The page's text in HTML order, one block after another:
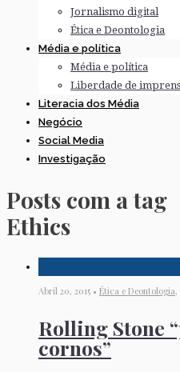
Jornalismo digital
Ética e Deontologia
Média e política
Média e política
Liberdade de
Literacia dos Média
Negócio
Social Media
Investigação
Posts com a tag
Ethics
Abril 20, 2015 • Ética e Deontologia,
Rolling Stone
cornos”